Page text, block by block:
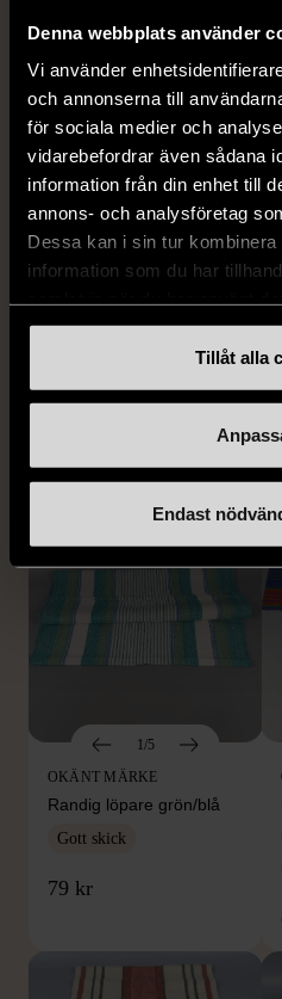
Denna webbplats använder
Vi använder
och annonserna till
för sociala medier och
vidarebefordrar även sådana
information från din enhet till
annons- och analysföretag
Dessa kan i sin tur
information som du har
Tillåt alla
Endast
549 kr
1/5
Blå minigryta med lock
169 kr
1/5
OKÄNT MÄRKE
Randig löpare grön/blå
Gott skick
79 kr